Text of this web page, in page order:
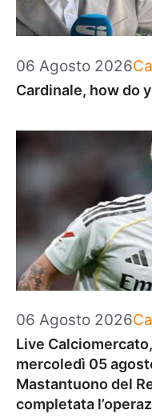
06 Agosto 2026
Cardinale, how do
06 Agosto 2026
Live
mercoledì 05
Mastantuono del
completata